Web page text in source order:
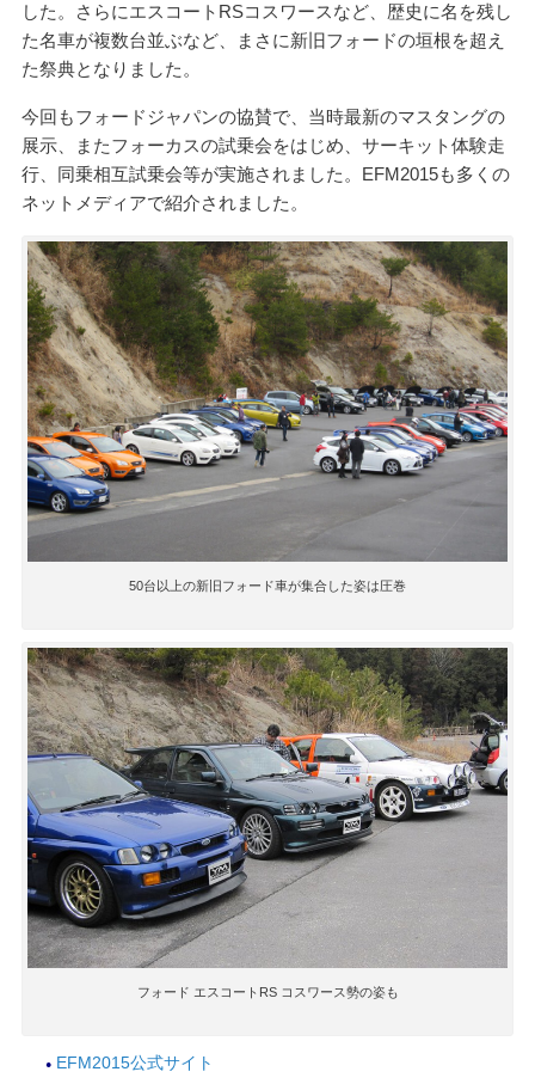
した。さらにエスコートRSコスワースなど、歴史に名を残し
た名車が複数台並ぶなど、まさに新旧フォードの垣根を超え
た祭典となりました。
今回もフォードジャパンの協賛で、当時最新のマスタングの
展示、またフォーカスの試乗会をはじめ、サーキット体験走
行、同乗相互試乗会等が実施されました。EFM2015も多くの
ネットメディアで紹介されました。
50台以上の新旧フォード車が集合した姿は圧巻
フォード エスコートRS コスワース勢の姿も
EFM2015公式サイト